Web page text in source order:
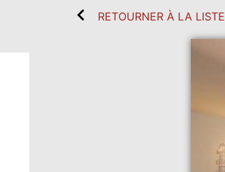
RETOURNER À LA LISTE